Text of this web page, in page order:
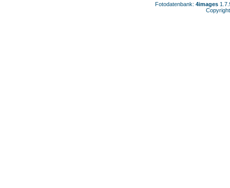
Fotodatenbank: 4images